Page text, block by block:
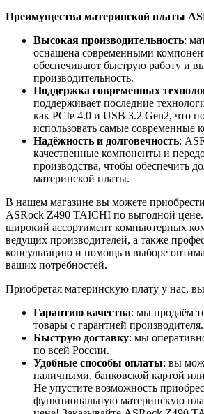
Преимущества материнской платы
Высокая производительность:
оснащена современными
обеспечивают быструю работу и
производительность.
Поддержка современных
поддерживает последние
как PCIe 4.0 и USB 3.2 Gen2, что
использовать самые современные
Надёжность и долговечность:
качественные компоненты и
производства, чтобы обеспечить
материнской платы.
В нашем магазине вы можете
ASRock Z490 TAICHI по выгодной
широкий ассортимент компьютерных
ведущих производителей, а также
консультацию и помощь в выборе
ваших потребностей.
Приобретая материнскую плату у нас,
Гарантию качества: мы продаём
товары с гарантией производителя.
Быструю доставку: мы
по всей России.
Удобные способы оплаты: вы
наличными, банковской картой
Не упустите возможность
функциональную материнскую